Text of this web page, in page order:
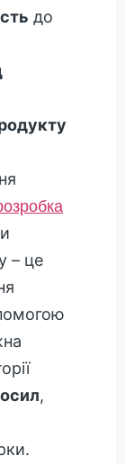
до
– це
,